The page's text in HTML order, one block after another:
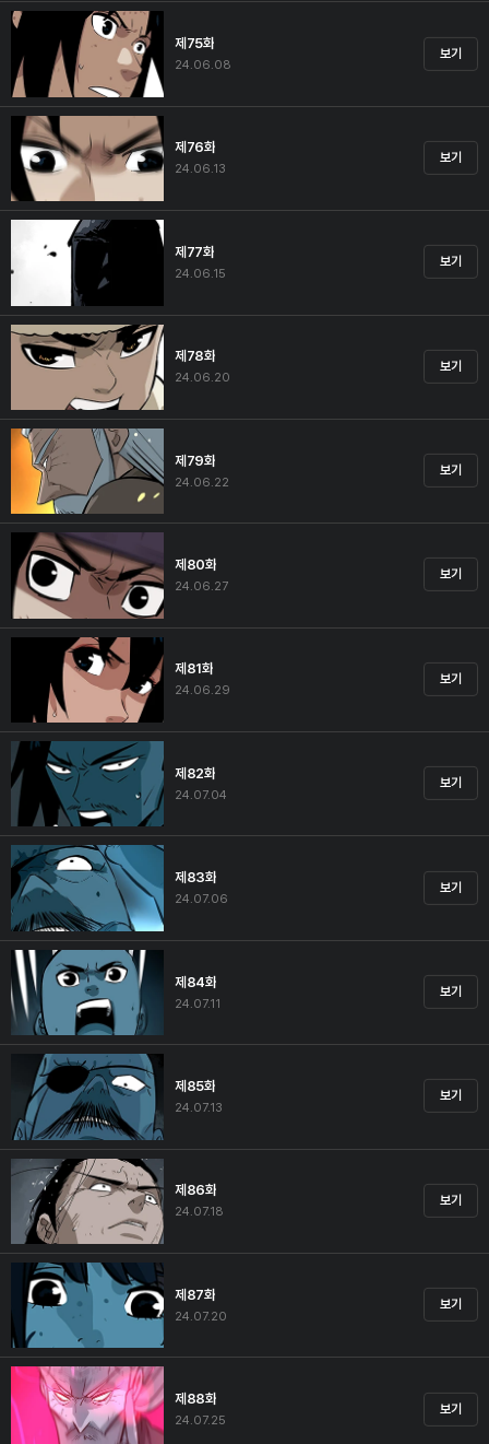
제75화
24.06.08
보기
제76화
24.06.13
보기
제77화
24.06.15
보기
제78화
24.06.20
보기
제79화
24.06.22
보기
제80화
24.06.27
보기
제81화
24.06.29
보기
제82화
24.07.04
보기
제83화
24.07.06
보기
제84화
24.07.11
보기
제85화
24.07.13
보기
제86화
24.07.18
보기
제87화
24.07.20
보기
제88화
24.07.25
보기